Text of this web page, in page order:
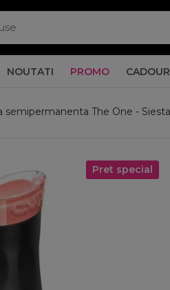
NOUTATI PROMO
semipermanenta The One -
Pret special